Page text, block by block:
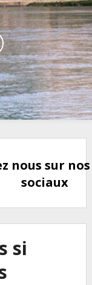
nous sur
sociaux
si